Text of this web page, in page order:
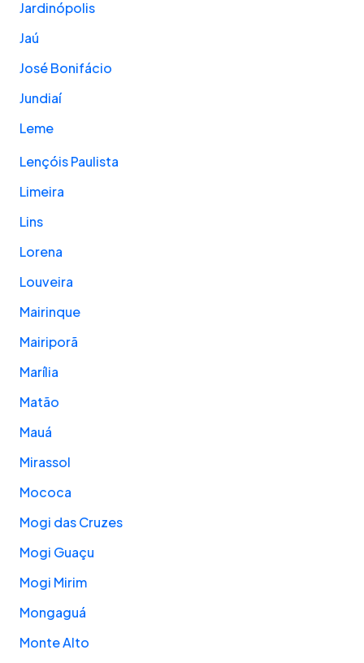
Jardinópolis
Jaú
José Bonifácio
Jundiaí
Leme
Lençóis Paulista
Limeira
Lins
Lorena
Louveira
Mairinque
Mairiporã
Marília
Matão
Mauá
Mirassol
Mococa
Mogi das Cruzes
Mogi Guaçu
Mogi Mirim
Mongaguá
Monte Alto